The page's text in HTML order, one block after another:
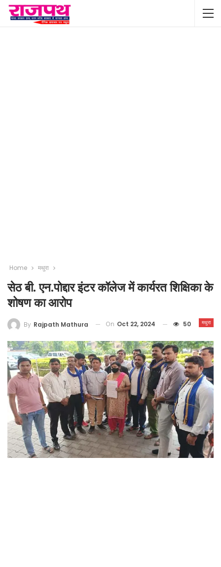
Home मथुरा
सेठ बी. एन.पोद्दार इंटर कॉलेज में कार्यरत शिक्षिका के
शोषण का आरोप
मथुरा
By Rajpath Mathura On Oct 22, 2024 50